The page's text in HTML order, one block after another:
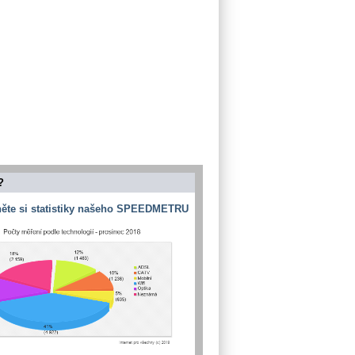
si statistiky našeho SPEEDMETRU